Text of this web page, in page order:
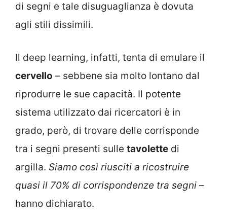
di segni e tale disuguaglianza è dovuta
agli stili dissimili.
Il deep learning, infatti, tenta di emulare il
cervello – sebbene sia molto lontano dal
riprodurre le sue capacità. Il potente
sistema utilizzato dai ricercatori è in
grado, però, di trovare delle corrisponde
tra i segni presenti sulle tavolette di
argilla. Siamo così riusciti a ricostruire
quasi il 70% di corrispondenze tra segni –
hanno dichiarato.